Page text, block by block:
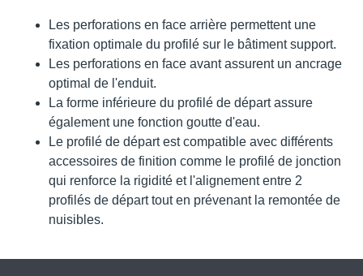
Les perforations en face arrière permettent une
fixation optimale du profilé sur le bâtiment support.
Les perforations en face avant assurent un ancrage
optimal de l'enduit.
La forme inférieure du profilé de départ assure
également une fonction goutte d'eau.
Le profilé de départ est compatible avec différents
accessoires de finition comme le profilé de jonction
qui renforce la rigidité et l'alignement entre 2
profilés de départ tout en prévenant la remontée de
nuisibles.